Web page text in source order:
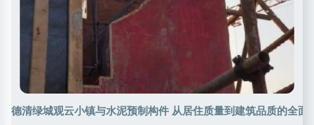
德清绿城观云小镇与水泥预制构件 从居住质量到建筑品质的全面